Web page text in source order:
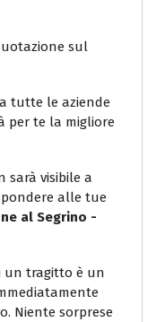
sul
tutte le aziende
per te la migliore
sarà visibile a
alle tue
al Segrino -
un tragitto è un
Niente sorprese